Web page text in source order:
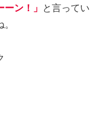
ーン！」 と言ってい